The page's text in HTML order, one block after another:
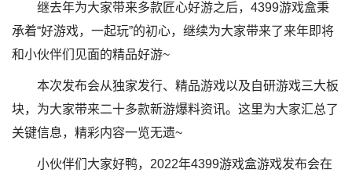
继去年为大家带来多款匠心好游之后，4399游戏盒秉
承着“好游戏，一起玩”的初心，继续为大家带来了来年即将
和小伙伴们见面的精品好游~
本次发布会从独家发行、精品游戏以及自研游戏三大板
块，为大家带来二十多款新游爆料资讯。这里为大家汇总了
关键信息，精彩内容一览无遗~
小伙伴们大家好鸭，2022年4399游戏盒游戏发布会在